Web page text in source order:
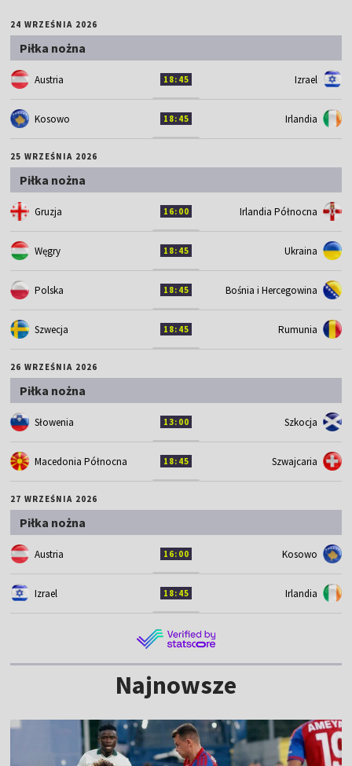
24 WRZEŚNIA 2026
Piłka nożna
Austria 18:45 Izrael
Kosowo 18:45 Irlandia
25 WRZEŚNIA 2026
Piłka nożna
Gruzja 16:00 Irlandia Północna
Węgry 18:45 Ukraina
Polska 18:45 Bośnia i Hercegowina
Szwecja 18:45 Rumunia
26 WRZEŚNIA 2026
Piłka nożna
Słowenia 13:00 Szkocja
Macedonia Północna 18:45 Szwajcaria
27 WRZEŚNIA 2026
Piłka nożna
Austria 16:00 Kosowo
Izrael 18:45 Irlandia
Najnowsze